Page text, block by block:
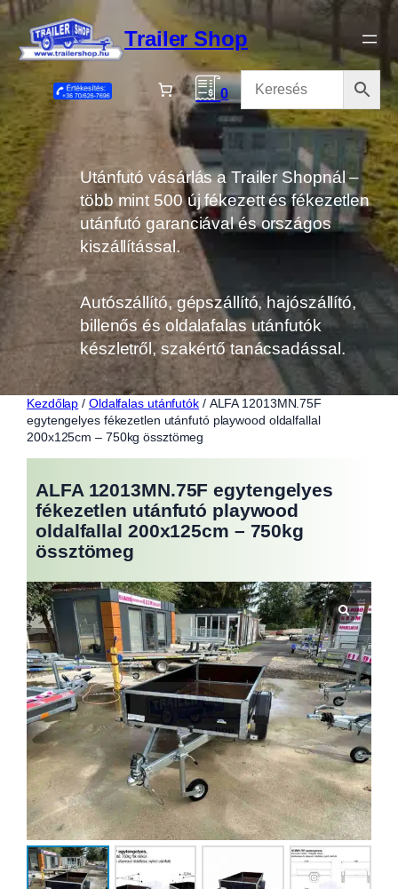
Ugrás
tartalomhoz
Trailer Shop
0
Utánfutó vásárlás a Trailer Shopnál –
több mint 500 új fékezett és fékezetlen
utánfutó garanciával és országos
kiszállítással.
Autószállító, gépszállító, hajószállító,
billenős és oldalafalas utánfutók
készletről, szakértő tanácsadással.
Kezdőlap / Oldalfalas utánfutók/ ALFA 12013MN.75F
egytengelyes fékezetlen utánfutó playwood oldalfallal
200x125cm – 750kg össztömeg
ALFA 12013MN.75F egytengelyes
fékezetlen utánfutó playwood
oldalfallal 200x125cm – 750kg
össztömeg